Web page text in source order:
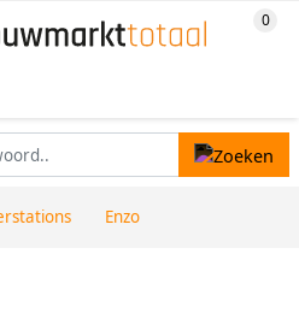
Enzo